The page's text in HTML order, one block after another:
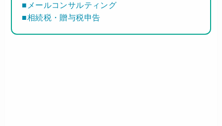
■メールコンサルティング
■相続税・贈与税申告